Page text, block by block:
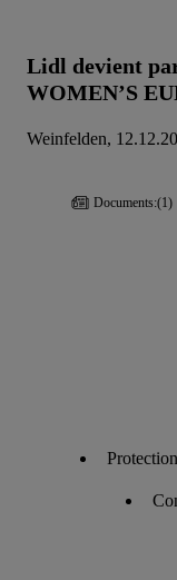
Lidl devient
WOMEN’S
Weinfelden,
Documents:(1)